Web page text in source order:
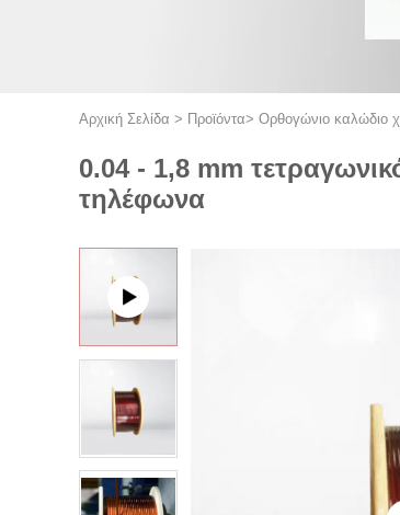
Αρχική Σελίδα > Προϊόντα> Ορθογώνιο καλώδιο
0.04 - 1,8 mm
τηλέφωνα